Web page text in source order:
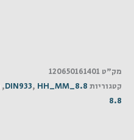
מק"ט 120650161401
קטגוריות
DIN933, HH_MM_8.8
,
8.8